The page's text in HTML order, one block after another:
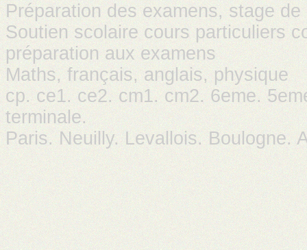
Préparation des examens, stage
Soutien scolaire cours particuliers
préparation aux examens
Maths, français, anglais, physique
cp. ce1. ce2. cm1. cm2. 6eme.
terminale.
Paris. Neuilly. Levallois. Boulogne.